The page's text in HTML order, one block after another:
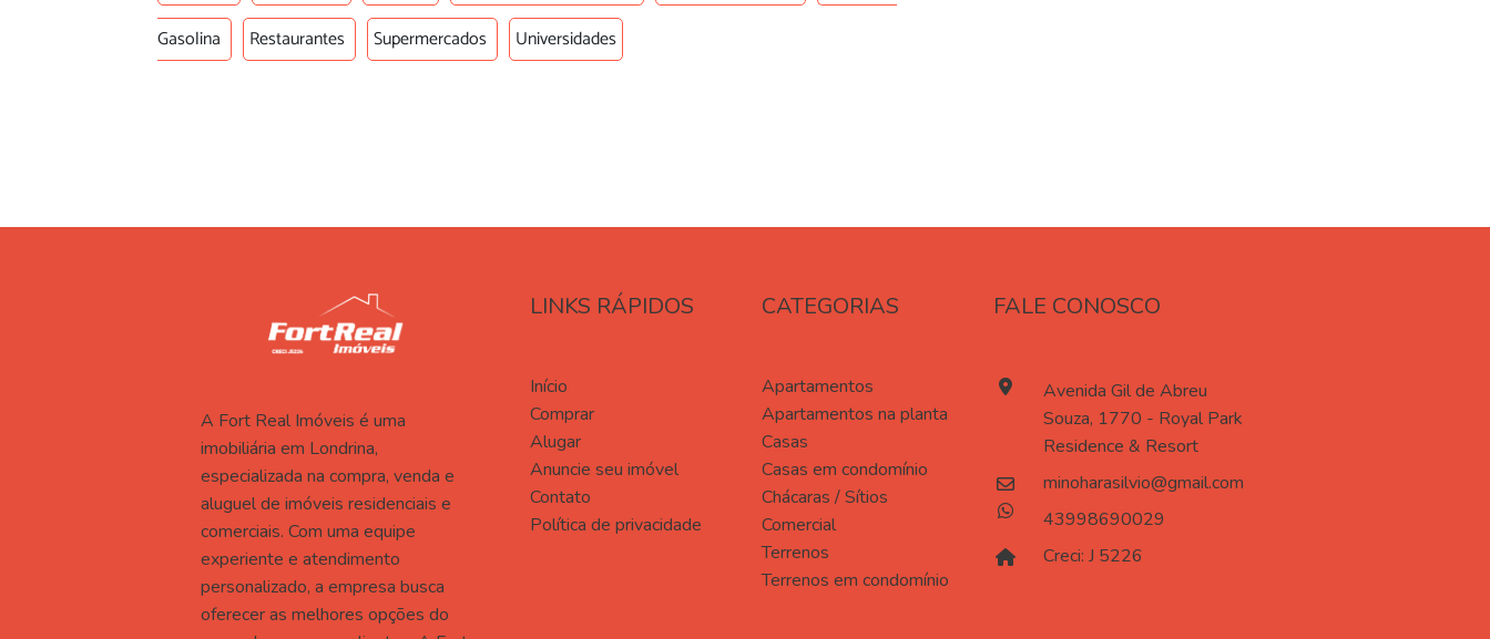
Gasolina
Restaurantes Supermercados Universidades
A Fort Real Imóveis é uma
imobiliária em Londrina,
especializada na compra, venda e
aluguel de imóveis residenciais e
comerciais. Com uma equipe
experiente e atendimento
personalizado, a empresa busca
oferecer as melhores opções do
LINKS RÁPIDOS
Início
Comprar
Alugar
Anuncie seu imóvel
Contato
Política de privacidade
CATEGORIAS
Apartamentos
Apartamentos na planta
Casas
Casas em condomínio
Chácaras / Sítios
Comercial
Terrenos
Terrenos em condomínio
FALE CONOSCO
Avenida Gil de Abreu
Souza, 1770 - Royal Park
Residence & Resort
minoharasilvio@gmail.com
43998690029
Creci: J 5226